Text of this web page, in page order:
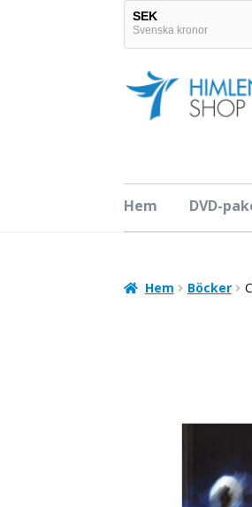
SEK
Svenska kronor
Euro
Hoppa
till
navigering
Hoppa
till
innehåll
Hem DVD-
Hem Böcker